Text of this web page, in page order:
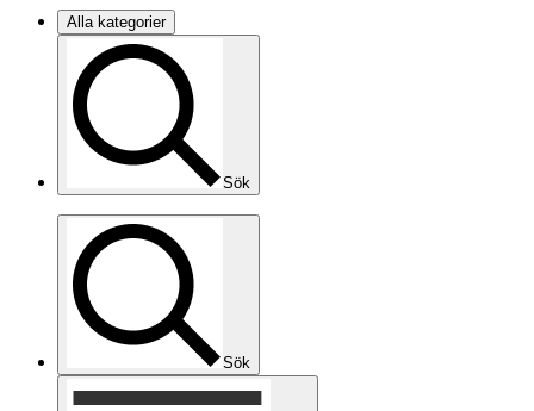
Alla kategorier
Sök
Sök